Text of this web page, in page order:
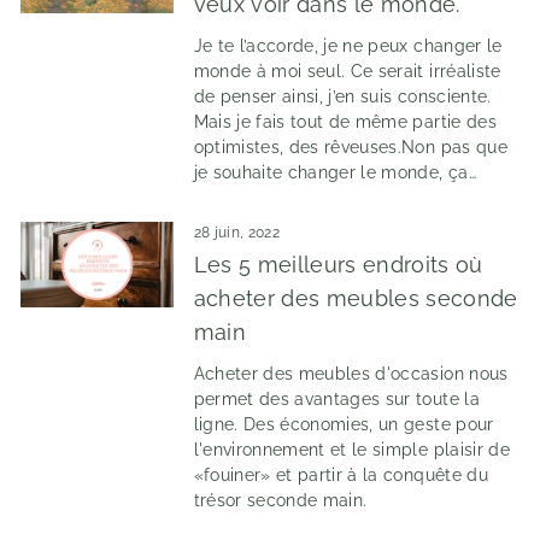
Je te l’accorde, je ne peux changer le
monde à moi seul. Ce serait irréaliste
de penser ainsi, j’en suis consciente.
Mais je fais tout de même partie des
optimistes, des rêveuses.Non pas que
je souhaite changer le monde, ça…
28 juin, 2022
Les 5 meilleurs endroits où
acheter des meubles seconde
main
Acheter des meubles d'occasion nous
permet des avantages sur toute la
ligne. Des économies, un geste pour
l'environnement et le simple plaisir de
«fouiner» et partir à la conquête du
trésor seconde main.